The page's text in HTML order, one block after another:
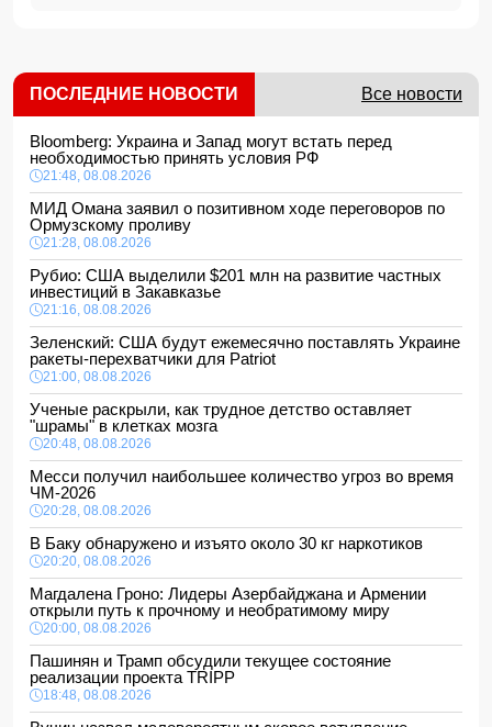
ПОСЛЕДНИЕ НОВОСТИ Все новости
Bloomberg: Украина и Запад могут встать перед
необходимостью принять условия РФ
21:48, 08.08.2026
МИД Омана заявил о позитивном ходе переговоров по
Ормузскому проливу
21:28, 08.08.2026
Рубио: США выделили $201 млн на развитие частных
инвестиций в Закавказье
21:16, 08.08.2026
Зеленский: США будут ежемесячно поставлять Украине
ракеты-перехватчики для Patriot
21:00, 08.08.2026
Ученые раскрыли, как трудное детство оставляет
"шрамы" в клетках мозга
20:48, 08.08.2026
Месси получил наибольшее количество угроз во время
ЧМ-2026
20:28, 08.08.2026
В Баку обнаружено и изъято около 30 кг наркотиков
20:20, 08.08.2026
Магдалена Гроно: Лидеры Азербайджана и Армении
открыли путь к прочному и необратимому миру
20:00, 08.08.2026
Пашинян и Трамп обсудили текущее состояние
реализации проекта TRIPP
18:48, 08.08.2026